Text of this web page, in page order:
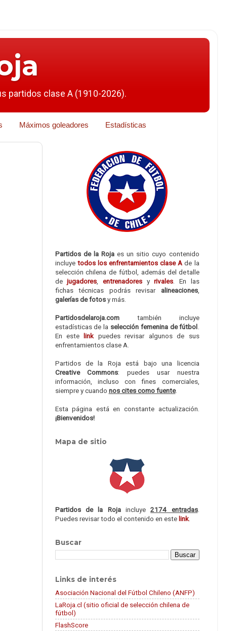
partidos clase A (1910-2026).
Máximos goleadores Estadísticas
Partidos de la Rojaes un sitio cuyo contenido
incluye todos los enfrentamientos clase A de la
selección chilena de fútbol, además del detalle
dejugadores entrenadoresyrivales . En las
fichas técnicas podrás revisar alineaciones,
galerías de fotosy más.
Partidosdelaroja.comtambién incluye
estadísticas de la selección femenina de fútbol
En este link puedes revisar algunos de sus
enfrentamientos clase A.
Partidos de la Roja está bajo una licencia
Creative Commons: puedes usar nuestra
información, incluso con fines comerciales,
siempre y cuando nos cites como fuente.
Esta página está en constante actualización.
¡Bienvenidos!
Mapa de sitio
Partidos de la Rojaincluye2174 entradas.
Puedes revisar todo el contenido en estelink.
Buscar
Links de interés
Asociación Nacional del Fútbol Chileno (ANFP)
LaRoja.cl (sitio oficial de selección chilena de
fútbol)
FlashScore